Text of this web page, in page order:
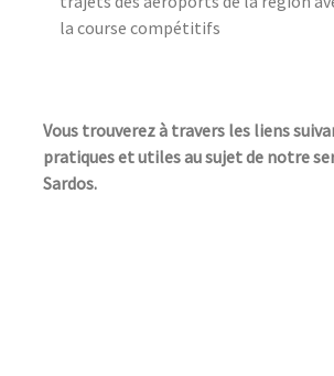
la course compétitifs
Vous trouverez à travers les liens
pratiques et utiles au sujet de notre
Sardos.